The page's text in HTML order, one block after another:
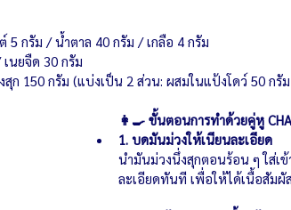
5 กรัม / น้ำตาล 40 กรัม / เกลือ 4 กรัม
นยจืด 30 กรัม
ก 150 กรัม (แบ่งเป็น 2 ส่วน: ผสมในแป้งโดว์ 50 กรั
👩‍🍳 ขั้นตอนการทำด้วยคู่หู
1. บดมันม่วงให้เนียนละเอียด
นำมันม่วงนึ่งสุกตอนร้อน ๆ ใส่เข้
ละเอียดทันที เพื่อให้ได้เนื้อสัม